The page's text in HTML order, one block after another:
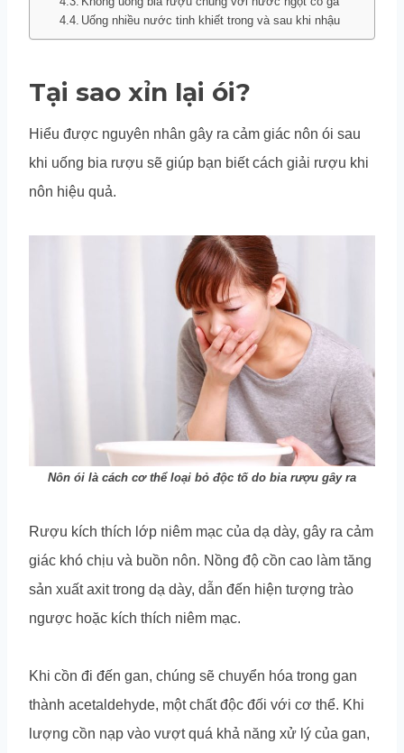
Uống nhiều nước tinh khiết trong và sau khi nhậu
Tại sao xỉn lại ói?
Hiểu được nguyên nhân gây ra cảm giác nôn ói sau
khi uống bia rượu sẽ giúp bạn biết cách giải rượu khi
nôn hiệu quả.
Nôn ói là cách cơ thể loại bỏ độc tố do bia rượu gây ra
Rượu kích thích lớp niêm mạc của dạ dày, gây ra cảm
giác khó chịu và buồn nôn. Nồng độ cồn cao làm tăng
sản xuất axit trong dạ dày, dẫn đến hiện tượng trào
ngược hoặc kích thích niêm mạc.
Khi cồn đi đến gan, chúng sẽ chuyển hóa trong gan
thành acetaldehyde, một chất độc đối với cơ thể. Khi
lượng cồn nạp vào vượt quá khả năng xử lý của gan,